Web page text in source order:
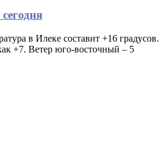
в Илеке составит +16 градусов.
+7. Ветер юго-восточный – 5